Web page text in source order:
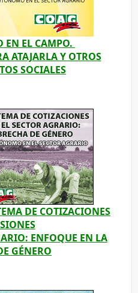
EN EL CAMPO.
ATAJARLA Y OTROS
SOCIALES
DE COTIZACIONES
ENFOQUE EN LA
GÉNERO